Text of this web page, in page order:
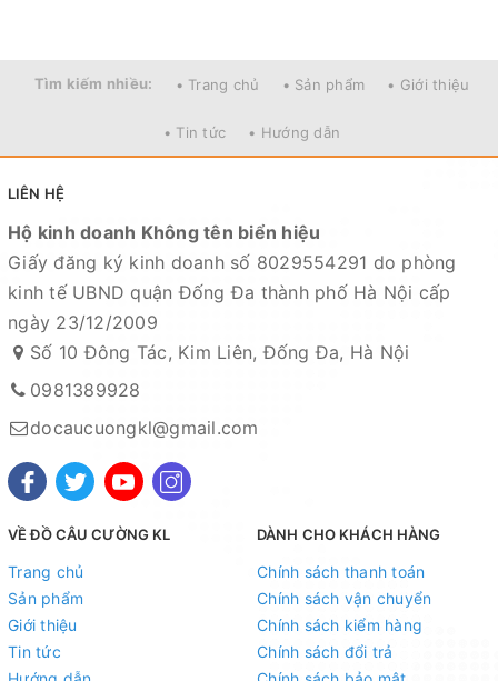
Tìm kiếm nhiều: • Trang chủ • Sản phẩm • Giới thiệu
• Tin tức • Hướng dẫn
LIÊN HỆ
Hộ kinh doanh Không tên biển hiệu
Giấy đăng ký kinh doanh số 8029554291 do phòng
kinh tế UBND quận Đống Đa thành phố Hà Nội cấp
ngày 23/12/2009
Số 10 Đông Tác, Kim Liên, Đống Đa, Hà Nội
0981389928
docaucuongkl@gmail.com
VỀ ĐỒ CÂU CƯỜNG KL
Trang chủ
Sản phẩm
Giới thiệu
Tin tức
DÀNH CHO KHÁCH HÀNG
Chính sách thanh toán
Chính sách vận chuyển
Chính sách kiểm hàng
Chính sách đổi trả